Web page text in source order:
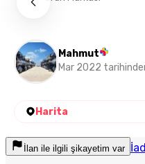
Mahmut
Mar 2022
Harita
İlan ile ilgili şikayetim var